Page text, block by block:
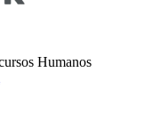
Humanos